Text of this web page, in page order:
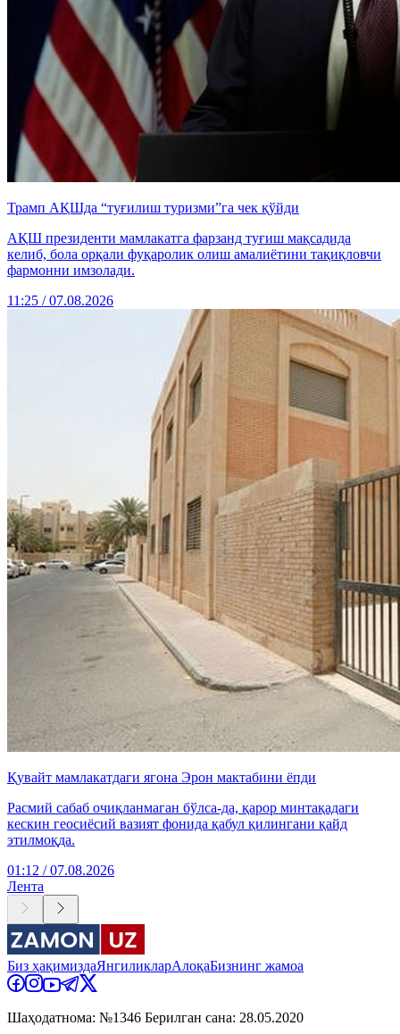
Трамп АҚШда “туғилиш туризми”га чек қўйди
АҚШ президенти мамлакатга фарзанд туғиш мақсадида
келиб, бола орқали фуқаролик олиш амалиётини тақиқловчи
фармонни имзолади.
11:25 / 07.08.2026
Қувайт мамлакатдаги ягона Эрон мактабини ёпди
Расмий сабаб очиқланмаган бўлса-да, қарор минтақадаги
кескин геосиёсий вазият фонида қабул қилингани қайд
этилмоқда.
01:12 / 07.08.2026
Лента
Биз ҳақимиздаЯнгиликларАлоқаБизнинг жамоа
Шаҳодатнома: №1346 Берилган сана: 28.05.2020